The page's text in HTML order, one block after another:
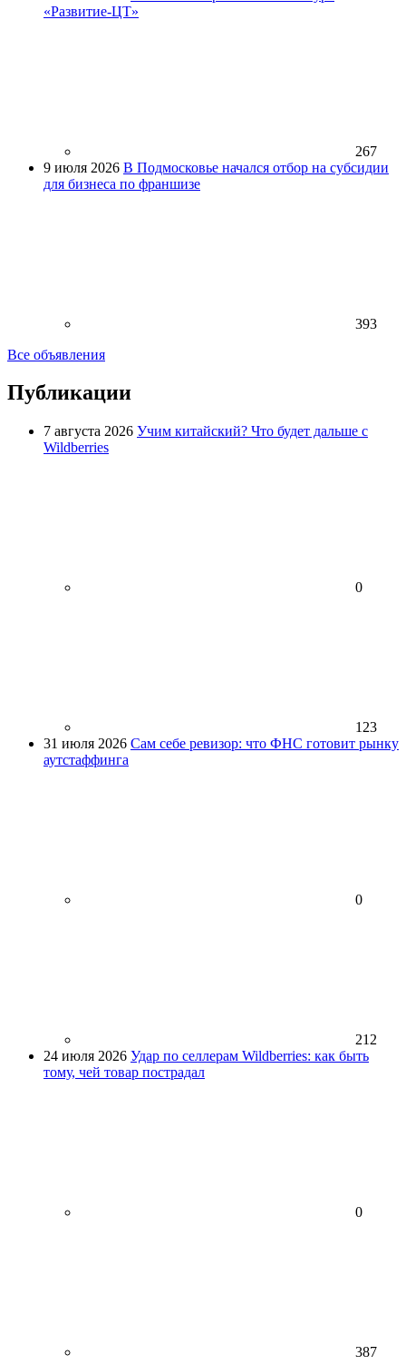
«Развитие-ЦТ»
267
9 июля 2026 В Подмосковье начался отбор на субсидии
для бизнеса по франшизе
393
Все объявления
Публикации
7 августа 2026 Учим китайский? Что будет дальше с
Wildberries
0
123
31 июля 2026 Сам себе ревизор: что ФНС готовит рынку
аутстаффинга
0
212
24 июля 2026 Удар по селлерам Wildberries: как быть
тому, чей товар пострадал
0
387